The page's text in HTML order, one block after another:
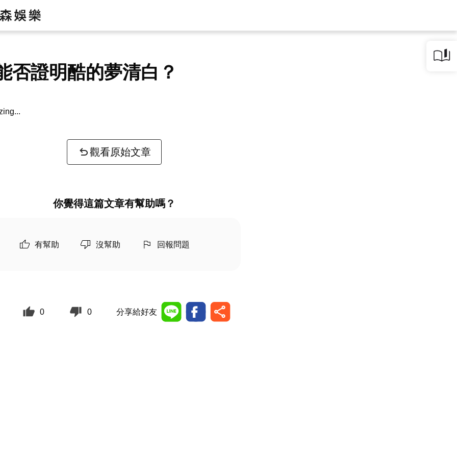
否證明酷的夢清白？
觀看原始文章
你覺得這篇文章有幫助嗎？
有幫助 沒幫助 回報問題
0 0 分享給好友